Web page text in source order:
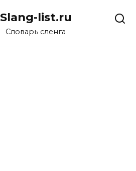
Slang-list.ru
Словарь сленга